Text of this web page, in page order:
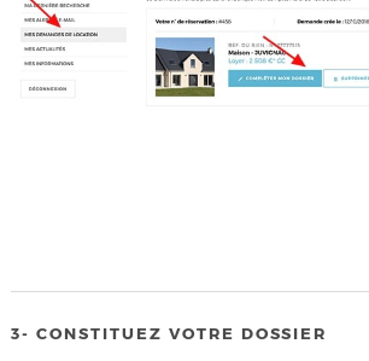
3- CONSTITUEZ VOTRE DOSSIER